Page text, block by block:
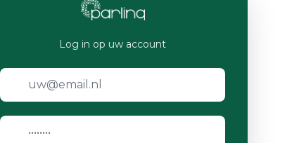
Log in op uw account